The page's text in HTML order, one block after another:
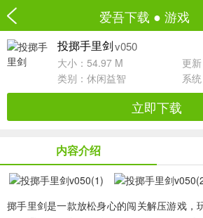
爱吾下载 ● 游戏
投掷手里剑 v050
大小：54.97 M
更
类别： 休闲益智 系
立即下载
内容介绍
掷手里剑是一款放松身心的闯关解压游戏，